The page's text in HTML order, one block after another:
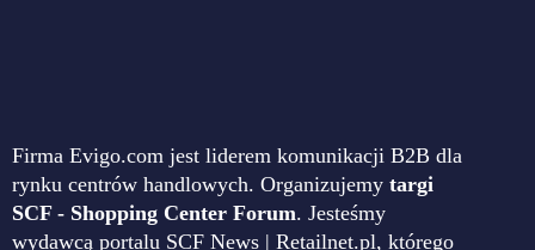
Firma Evigo.com jest liderem komunikacji B2B dla
rynku centrów handlowych. Organizujemy targi
SCF - Shopping Center Forum. Jesteśmy
wydawcą portalu SCF News | Retailnet.pl, którego